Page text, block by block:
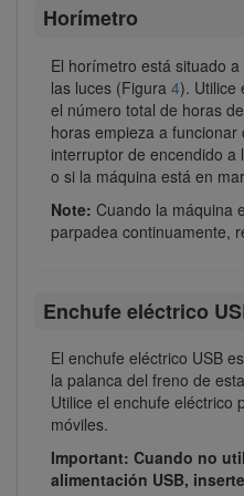
Horímetro
El horímetro está situado
las luces (Figura 4). Utilice
el número total de horas
horas empieza a
interruptor de encendido a
o si la máquina está en
Note: Cuando la máquina
parpadea continuamente,
Enchufe eléctrico
El enchufe eléctrico USB
la palanca del freno de
Utilice el enchufe eléctrico
móviles.
Important: Cuando no
alimentación USB,